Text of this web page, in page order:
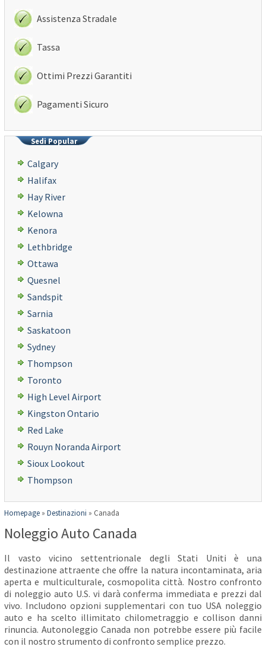
Assistenza Stradale
Tassa
Ottimi Prezzi Garantiti
Pagamenti Sicuro
Sedi Popular
Calgary
Halifax
Hay River
Kelowna
Kenora
Lethbridge
Ottawa
Quesnel
Sandspit
Sarnia
Saskatoon
Sydney
Thompson
Toronto
High Level Airport
Kingston Ontario
Red Lake
Rouyn Noranda Airport
Sioux Lookout
Thompson
Homepage » Destinazioni » Canada
Noleggio Auto Canada
Il vasto vicino settentrionale degli Stati Uniti è una
destinazione attraente che offre la natura incontaminata, aria
aperta e multiculturale, cosmopolita città. Nostro confronto
di noleggio auto U.S. vi darà conferma immediata e prezzi dal
vivo. Includono opzioni supplementari con tuo USA noleggio
auto e ha scelto illimitato chilometraggio e collison danni
rinuncia. Autonoleggio Canada non potrebbe essere più facile
con il nostro strumento di confronto semplice prezzo.